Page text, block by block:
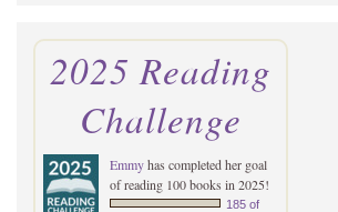
2025 Reading
Challenge
Emmyhas completed her goal
of reading 100 books in 2025!
185 of